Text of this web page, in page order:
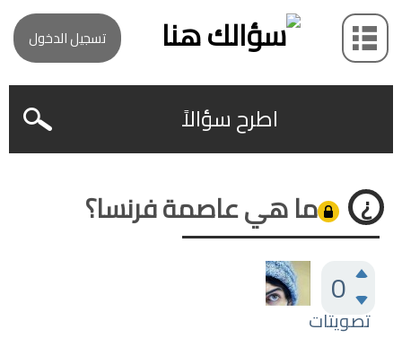
تسجيل الدخول
اطرح سؤالاً
ما هي عاصمة فرنسا؟
0
تصويتات